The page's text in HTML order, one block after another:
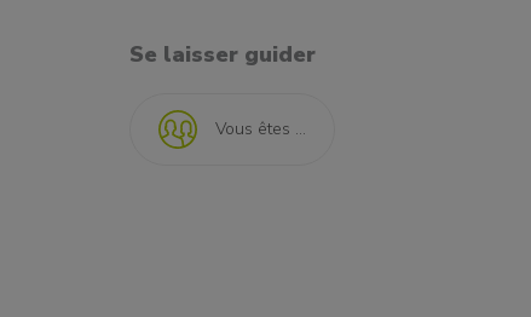
Se laisser guider
Vous êtes ...